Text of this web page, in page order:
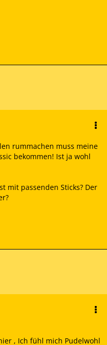
rummachen muss meine
bekommen! Ist ja wohl
mit passenden Sticks? Der
, Ich fühl mich Pudelwohl